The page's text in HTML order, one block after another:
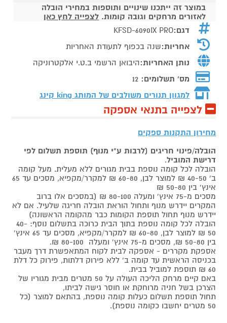
במוצר זה ייתכנו שינויים ותוספות במחירי הובלה
לאזורים מרחקים וגובה קומות. לצפייה לחץ כאן
דגם:KFSD-6090IX PRO
אחריות:שנה בכפוף לתעודת האחריות
נותן האחריות:היבואן הרשמי ב.ט.י אלקטרוניקה
מס' תשלומים: 12
למגוון תנורים משולבים של המותג king קינג
לצפייה בתנאי אספקה
מחירון התקנות ספקים
הובלה/פינוי חריגים (לרבות ע"י מנוף) תוספת תשלום לפי
דרישת המוביל.
הובלה לכל קומה נוספת בבית מגורים ללא מעלית. מעל קומה
ב' 40-50 ₪ למוצר לבן, 60-80 ₪ למקרר/מקפיא, מסכים עד 65
אינץ' בין 50-80 ₪
מסכים מ-75 אינץ' ומעלה 80-100 ₪ (במסכים אלו ברוב
המקרים יידרש מנוף ותחול הוראת הובלה חריגה שלעיל. אם לא
יידרש מנוף תחול תוספת הקומות כבר מהקומה הראשונה)
הובלה לכל קומה נוספת בתוך הבית כרוכה בתשלום נוסף: 40-
50 ₪ למוצר לבן, 60-80 ₪ למקרר/מקפיא, מסכים עד 65 אינץ'
בין 50-80 ₪, מסכים מ-75 אינץ' ומעלה 80-100 ₪.
אספקת מקררים - אספקה לבית לקוח המתאפשרת דרך מעבר
בכניסה הראשית עד קומה ב' ללא פירוק דלתות, פירוק כל דלת
60 ₪ תוספת למוביל בבית.
באם קיים מרחק הליכה העולה על 50 מטרים מבית מגוריו של
הצרכן בשל חניה מרוחקת או חוסר גישה לביתו,
תחול תוספת תשלום כעלות קומה נוספת, בהתאם למוצר (כל
50 מטרים יחשבו כקומה נוספת).